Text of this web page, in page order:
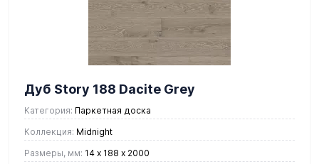
Дуб Story 188 Dacite Grey
Категория: Паркетная доска
Коллекция: Midnight
Размеры, мм: 14 х 188 х 2000